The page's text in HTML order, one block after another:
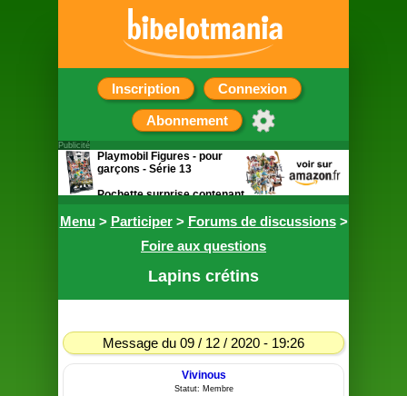
Inscription Connexion
Abonnement
Menu> Participer> Forums de discussions>
Foire aux questions
Lapins crétins
Message du 09 / 12 / 2020 - 19:26
Vivinous
Statut: Membre
Publicité
Playmobil Figures - pour
garçons - Série 13
Pochette surprise contenant